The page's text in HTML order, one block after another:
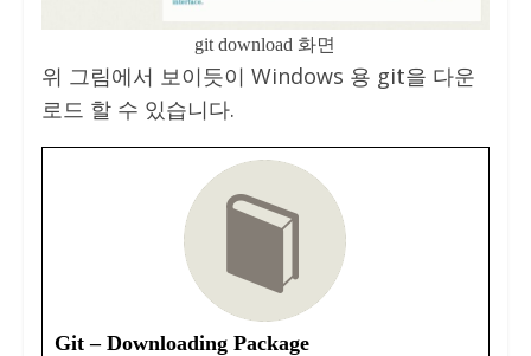
git download 화면
위 그림에서 보이듯이 Windows 용 git을 다운
로드 할 수 있습니다.
Git – Downloading Package